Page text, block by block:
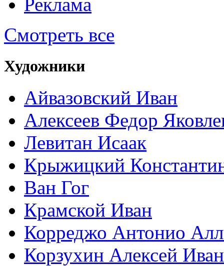
Смотреть все
Художники
Айвазовский Иван
Алексеев Федор
Левитан Исаак
Крыжицкий
Ван Гог
Крамской Иван
Корреджо Антонио
Корзухин Алексей